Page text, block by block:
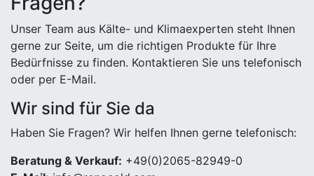
Unser Team aus Kälte- und Klimaexperten steht Ihnen
gerne zur Seite, um die richtigen Produkte für Ihre
Bedürfnisse zu finden. Kontaktieren Sie uns telefonisch
oder per E-Mail.
Wir sind für Sie da
Haben Sie Fragen? Wir helfen Ihnen gerne telefonisch:
Beratung & Verkauf: +49(0)2065-82949-0